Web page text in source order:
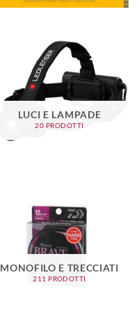
LUCI E LAMPADE
20 PRODOTTI
MONOFILO E TRECCIATI
211 PRODOTTI